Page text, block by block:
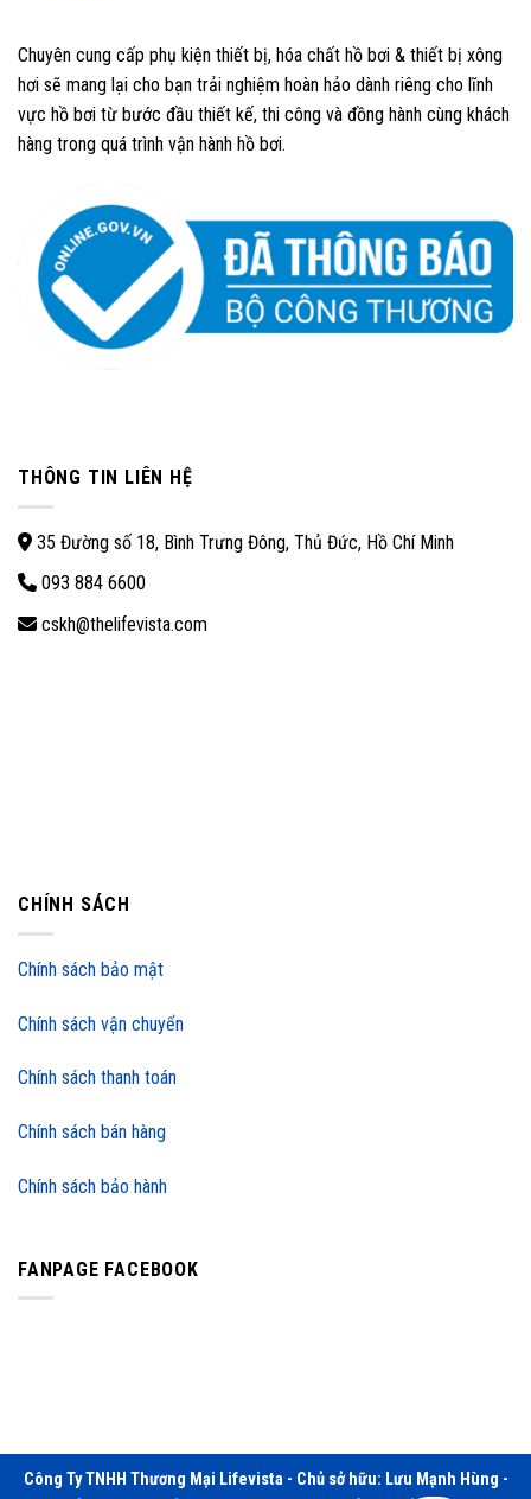
Chuyên cung cấp phụ kiện thiết bị, hóa chất hồ bơi & thiết bị xông
hơi sẽ mang lại cho bạn trải nghiệm hoàn hảo dành riêng cho lĩnh
vực hồ bơi từ bước đầu thiết kế, thi công và đồng hành cùng khách
hàng trong quá trình vận hành hồ bơi.
THÔNG TIN LIÊN HỆ
35 Đường số 18, Bình Trưng Đông, Thủ Đức, Hồ Chí Minh
093 884 6600
cskh@thelifevista.com
CHÍNH SÁCH
Chính sách bảo mật
Chính sách vận chuyển
Chính sách thanh toán
Chính sách bán hàng
Chính sách bảo hành
FANPAGE FACEBOOK
Công Ty TNHH Thương Mại Lifevista - Chủ sở hữu: Lưu Mạnh Hùng -